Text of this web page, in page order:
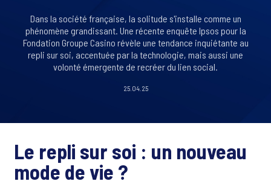
Dans la société française, la solitude s'installe comme un
phénomène grandissant. Une récente enquête Ipsos pour la
Fondation Groupe Casino révèle une tendance inquiétante au
repli sur soi, accentuée par la technologie, mais aussi une
volonté émergente de recréer du lien social.
25.04.25
Le repli sur soi : un nouveau
mode de vie ?